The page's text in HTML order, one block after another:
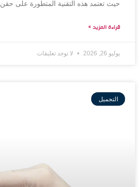
حيث تعتمد هذه التقنية المتطورة على حقن
قراءة المزيد »
يوليو 26, 2026 لا توجد تعليقات
التجميل